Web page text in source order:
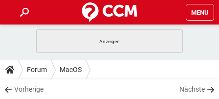
MENU
ANDROID
WINDOWS 10
TIPPS & TRICKS
SPIELE
DOWNLOADS
Forum MacOS
Vorherige Nächste